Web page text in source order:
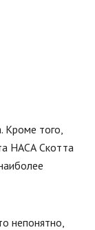
Кроме того,
НАСА Скотта
непонятно,